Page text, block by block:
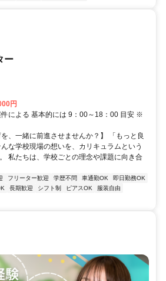
ー
円
による 基本的には 9：00～18：00 目安 ※
、一緒に前進させませんか？】 「もっと良
な学校現場の想いを、カリキュラムという
私たちは、学校ごとの理念や課題に向き合
フリーター歓迎 学歴不問 車通勤OK
即日勤務OK
長期歓迎 シフト制 ピアスOK
服装自由